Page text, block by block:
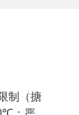
制（搪